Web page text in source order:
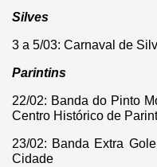
Silves
3 a 5/03: Carnaval de
Parintins
22/02: Banda do Pinto
Centro Histórico de
23/02: Banda Extra
Cidade